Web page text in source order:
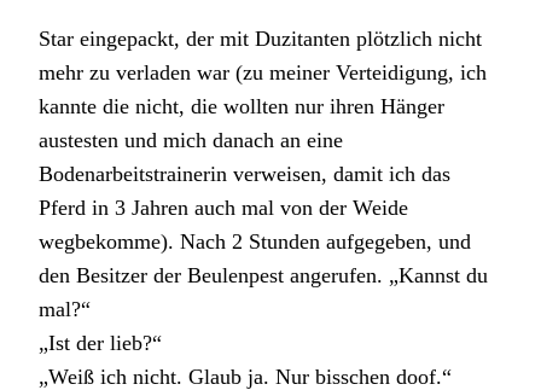
Star eingepackt, der mit Duzitanten plötzlich nicht
mehr zu verladen war (zu meiner Verteidigung, ich
kannte die nicht, die wollten nur ihren Hänger
austesten und mich danach an eine
Bodenarbeitstrainerin verweisen, damit ich das
Pferd in 3 Jahren auch mal von der Weide
wegbekomme). Nach 2 Stunden aufgegeben, und
den Besitzer der Beulenpest angerufen. „Kannst du
mal?“
„Ist der lieb?“
„Weiß ich nicht. Glaub ja. Nur bisschen doof.“